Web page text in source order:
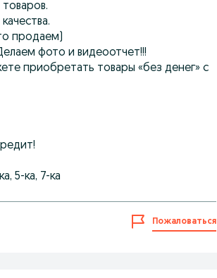
продаем)
фото и видеоотчет!!!
приобретать товары «без денег» с
5-ка, 7-ка
Пожаловаться